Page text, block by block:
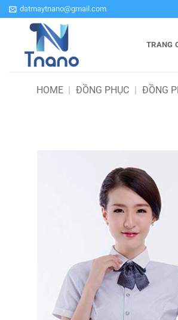
Bỏ
qua
datmaytnano@gmail.com
TRANG
HOME | ĐỒNG PHỤC | ĐỒNG